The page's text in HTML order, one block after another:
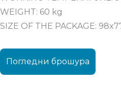
WEIGHT: 60 kg
SIZE OF THE PACKAGE:
Погледни брошура